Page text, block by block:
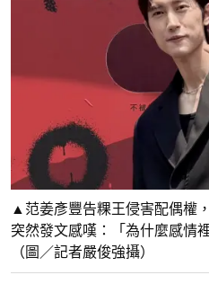
▲范姜彥豐告粿王侵害配偶權
突然發文感嘆：「為什麼感情
（圖／記者嚴俊強攝）